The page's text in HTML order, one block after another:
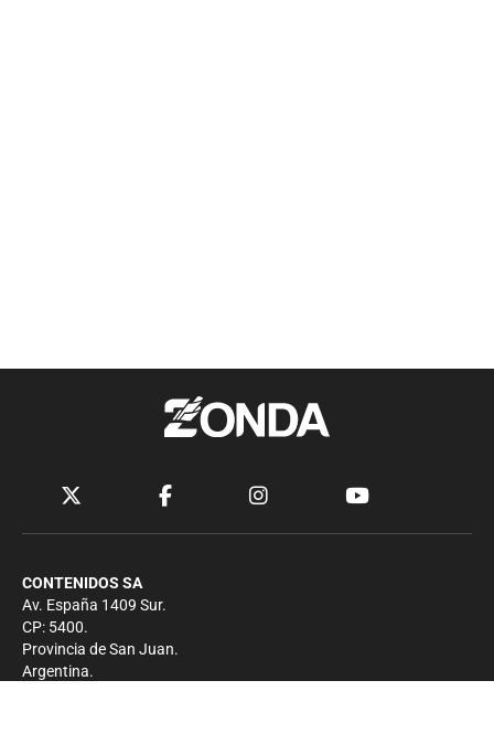
CONTENIDOS SA
Av. España 1409 Sur.
CP: 5400.
Provincia de San Juan.
Argentina.